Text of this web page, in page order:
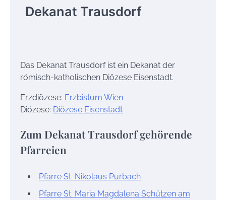
Dekanat Trausdorf
Das Dekanat Trausdorf ist ein Dekanat der
römisch-katholischen Diözese Eisenstadt.
Erzdiözese: Erzbistum Wien
Diözese: Diözese Eisenstadt
Zum Dekanat Trausdorf gehörende
Pfarreien
Pfarre St. Nikolaus Purbach
Pfarre St. Maria Magdalena Schützen am